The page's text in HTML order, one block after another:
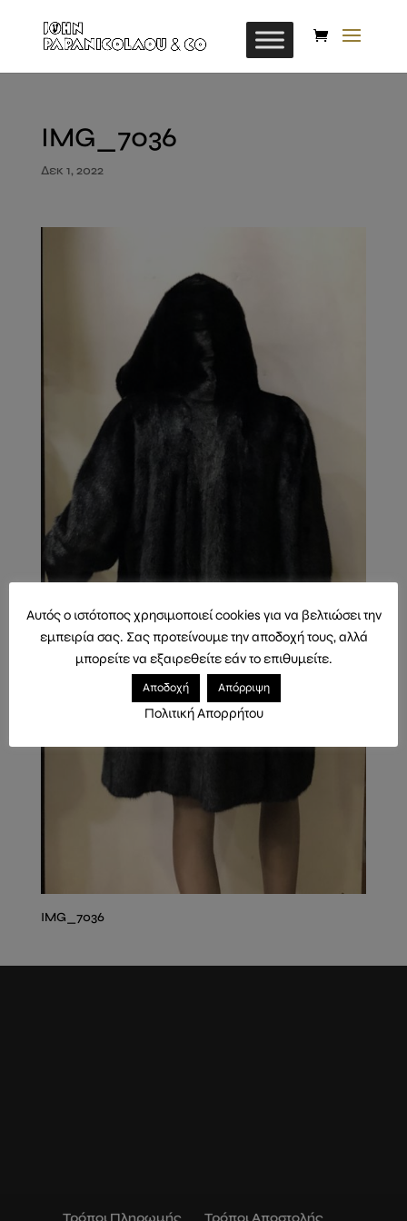
IMG_7036
Δεκ 1, 2022
IMG_7036
Τρόποι Πληρωμής Τρόποι Αποστολής
Αυτός ο ιστότοπος χρησιμοποιεί cookies για να βελτιώσει την
εμπειρία σας. Σας προτείνουμε την αποδοχή τους, αλλά
μπορείτε να εξαιρεθείτε εάν το επιθυμείτε.
Αποδοχή Απόρριψη
Πολιτική Απορρήτου